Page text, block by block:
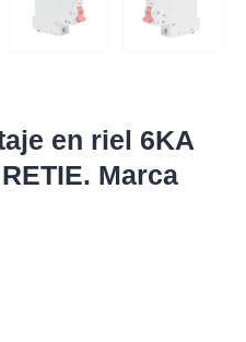
en riel 6KA
Marca